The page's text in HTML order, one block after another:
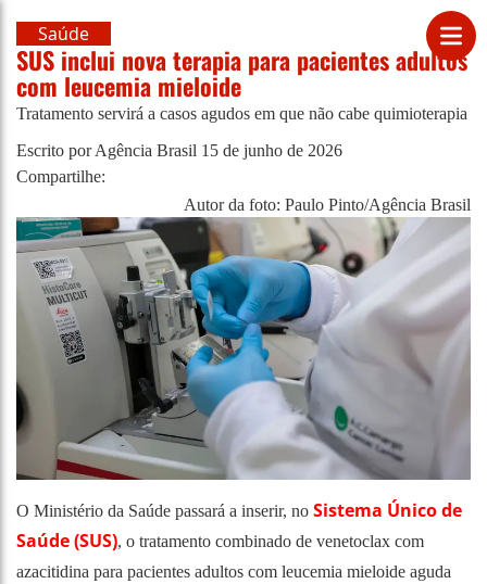
Saúde
SUS inclui nova terapia para pacientes adultos
com leucemia mieloide
Tratamento servirá a casos agudos em que não cabe quimioterapia
Escrito por Agência Brasil 15 de junho de 2026
Compartilhe:
Autor da foto: Paulo Pinto/Agência Brasil
O Ministério da Saúde passará a inserir, no Sistema Único de
Saúde (SUS), o tratamento combinado de venetoclax com
azacitidina para pacientes adultos com leucemia mieloide aguda